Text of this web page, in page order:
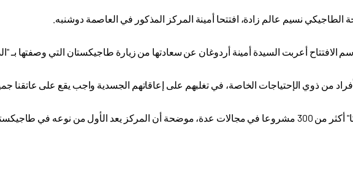
الطاجيكي نسيم عالم زادة، افتتحا أمينة المركز المذكور في العاصمة دوشنبه
الافتتاح أعربت السيدة أمينة أردوغان عن سعادتها من زيارة طاجيكستان التي وصفتها بـ
من ذوي الإحتياجات الخاصة، في تغلبهم على إعاقاتهم الجسدية واجب يقع على عاتقنا
الأول من نوعه في طاجيكستان./انتهى